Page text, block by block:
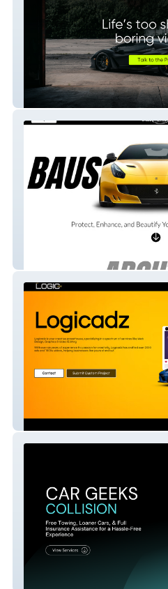
The Cut Scene
Logicadz